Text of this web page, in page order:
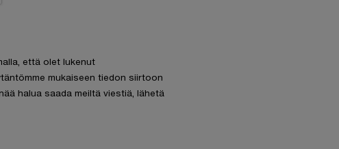
että olet lukenut
mukaiseen tiedon siirtoon
halua saada meiltä viestiä, lähetä